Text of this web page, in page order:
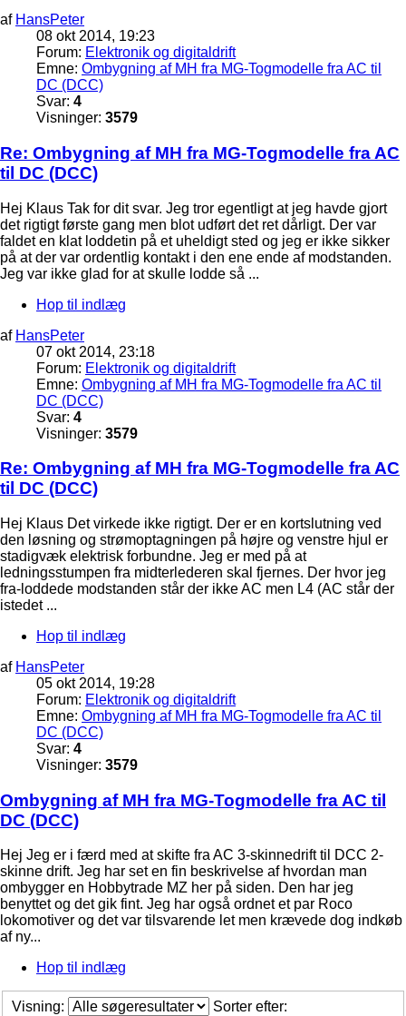
af HansPeter
08 okt 2014, 19:23
Forum: Elektronik og digitaldrift
Emne: Ombygning af MH fra MG-Togmodelle fra AC til
DC (DCC)
Svar: 4
Visninger: 3579
Re: Ombygning af MH fra MG-Togmodelle fra AC
til DC (DCC)
Hej Klaus Tak for dit svar. Jeg tror egentligt at jeg havde gjort
det rigtigt første gang men blot udført det ret dårligt. Der var
faldet en klat loddetin på et uheldigt sted og jeg er ikke sikker
på at der var ordentlig kontakt i den ene ende af modstanden.
Jeg var ikke glad for at skulle lodde så ...
Hop til indlæg
af HansPeter
07 okt 2014, 23:18
Forum: Elektronik og digitaldrift
Emne: Ombygning af MH fra MG-Togmodelle fra AC til
DC (DCC)
Svar: 4
Visninger: 3579
Re: Ombygning af MH fra MG-Togmodelle fra AC
til DC (DCC)
Hej Klaus Det virkede ikke rigtigt. Der er en kortslutning ved
den løsning og strømoptagningen på højre og venstre hjul er
stadigvæk elektrisk forbundne. Jeg er med på at
ledningsstumpen fra midterlederen skal fjernes. Der hvor jeg
fra-loddede modstanden står der ikke AC men L4 (AC står der
istedet ...
Hop til indlæg
af HansPeter
05 okt 2014, 19:28
Forum: Elektronik og digitaldrift
Emne: Ombygning af MH fra MG-Togmodelle fra AC til
DC (DCC)
Svar: 4
Visninger: 3579
Ombygning af MH fra MG-Togmodelle fra AC til
DC (DCC)
Hej Jeg er i færd med at skifte fra AC 3-skinnedrift til DCC 2-
skinne drift. Jeg har set en fin beskrivelse af hvordan man
ombygger en Hobbytrade MZ her på siden. Den har jeg
benyttet og det gik fint. Jeg har også ordnet et par Roco
lokomotiver og det var tilsvarende let men krævede dog indkøb
af ny...
Hop til indlæg
Visning: Sorter efter: